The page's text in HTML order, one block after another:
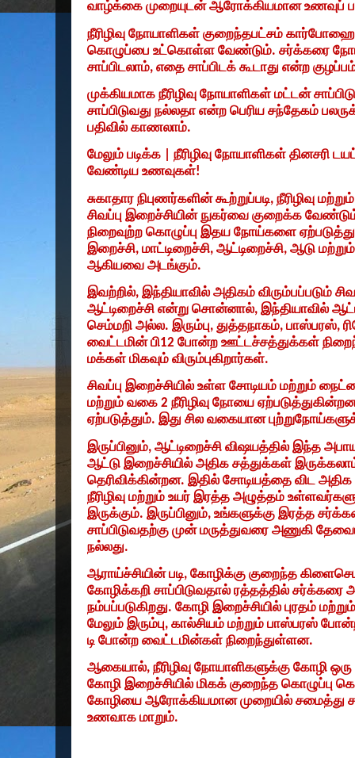
வாழ்க்கை முறையுடன் ஆரோக்கியமான உணவுப்
நீரிழிவு நோயாளிகள் குறைந்தபட்சம்
கொழுப்பை உட்கொள்ள வேண்டும். சர்க்கரை
சாப்பிடலாம், எதை சாப்பிடக் கூடாது என்ற
முக்கியமாக நீரிழிவு நோயாளிகள் மட்டன்
சாப்பிடுவது நல்லதா என்ற பெரிய சந்தேகம்
பதிவில் காணலாம்.
மேலும் படிக்க
நீரிழிவு நோயாளிகள் தினசரி
வேண்டிய உணவுகள்!
சுகாதார நிபுணர்களின் கூற்றுப்படி, நீரிழிவு
சிவப்பு இறைச்சியின் நுகர்வை குறைக்க
நிறைவுற்ற கொழுப்பு இதய நோய்களை
இறைச்சி, மாட்டிறைச்சி, ஆட்டிறைச்சி, ஆடு
ஆகியவை அடங்கும்.
இவற்றில், இந்தியாவில் அதிகம் விரும்பப்படும்
ஆட்டிறைச்சி என்று சொன்னால், இந்தியாவில்
செம்மறி அல்ல. இரும்பு, துத்தநாகம், பாஸ்பரஸ்,
வைட்டமின் பி12 போன்ற ஊட்டச்சத்துக்கள்
மக்கள் மிகவும் விரும்புகிறார்கள்.
சிவப்பு இறைச்சியில் உள்ள சோடியம் மற்றும்
மற்றும் வகை 2 நீரிழிவு நோயை
ஏற்படுத்தும். இது சில வகையான
இருப்பினும், ஆட்டிறைச்சி விஷயத்தில் இந்த
ஆட்டு இறைச்சியில் அதிக சத்துக்கள்
தெரிவிக்கின்றன. இதில் சோடியத்தை விட
நீரிழிவு மற்றும் உயர் இரத்த அழுத்தம்
இருக்கும். இருப்பினும், உங்களுக்கு இரத்த
சாப்பிடுவதற்கு முன் மருத்துவரை அணுகி
நல்லது.
ஆராய்ச்சியின் படி, கோழிக்கு குறைந்த
கோழிக்கறி சாப்பிடுவதால் ரத்தத்தில் சர்க்கரை
நம்பப்படுகிறது. கோழி இறைச்சியில் புரதம்
மேலும் இரும்பு, கால்சியம் மற்றும் பாஸ்பரஸ்
டி போன்ற வைட்டமின்கள் நிறைந்துள்ளன.
ஆகையால், நீரிழிவு நோயாளிகளுக்கு கோழி
கோழி இறைச்சியில் மிகக் குறைந்த கொழுப்பு
கோழியை ஆரோக்கியமான முறையில் சமைத்து
உணவாக மாறும்.